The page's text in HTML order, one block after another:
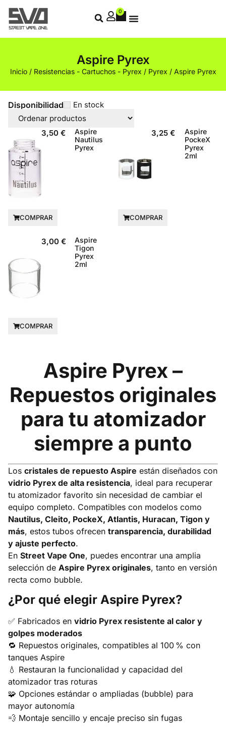
0
Aspire Pyrex
Inicio/ Resistencias - Cartuchos - Pyrex / Pyrex / Aspire Pyrex
Disponibilidad En stock
3,50 €
Aspire
Nautilus
Pyrex
COMPRAR
3,25 €
Aspire
PockeX
Pyrex
2ml
COMPRAR
3,00 €
Aspire
Tigon
Pyrex
2ml
COMPRAR
Aspire Pyrex –
Repuestos originales
para tu atomizador
siempre a punto
Los cristales de repuesto Aspire están diseñados con
vidrio Pyrex de alta resistencia, ideal para recuperar
tu atomizador favorito sin necesidad de cambiar el
equipo completo. Compatibles con modelos como
Nautilus, Cleito, PockeX, Atlantis, Huracan, Tigon y
más, estos tubos ofrecen transparencia, durabilidad
y ajuste perfecto.
En Street Vape One, puedes encontrar una amplia
selección de Aspire Pyrex originales, tanto en versión
recta como bubble.
¿Por qué elegir Aspire Pyrex?
✅ Fabricados en vidrio Pyrex resistente al calor y
golpes moderados
🔁 Repuestos originales, compatibles al 100 % con
tanques Aspire
💧 Restauran la funcionalidad y capacidad del
atomizador tras roturas
🧩 Opciones estándar o ampliadas (bubble) para
mayor autonomía
💨 Montaje sencillo y encaje preciso sin fugas